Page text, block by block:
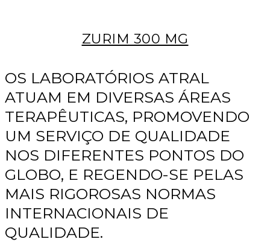
ZURIM 300 MG
OS LABORATÓRIOS ATRAL
ATUAM EM DIVERSAS ÁREAS
TERAPÊUTICAS, PROMOVENDO
UM SERVIÇO DE QUALIDADE
NOS DIFERENTES PONTOS DO
GLOBO, E REGENDO-SE PELAS
MAIS RIGOROSAS NORMAS
INTERNACIONAIS DE
QUALIDADE.